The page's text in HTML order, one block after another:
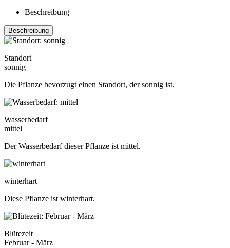
Beschreibung
Beschreibung
Standort
sonnig
Die Pflanze bevorzugt einen Standort, der sonnig ist.
Wasserbedarf
mittel
Der Wasserbedarf dieser Pflanze ist mittel.
winterhart
Diese Pflanze ist winterhart.
Blütezeit
Februar - März